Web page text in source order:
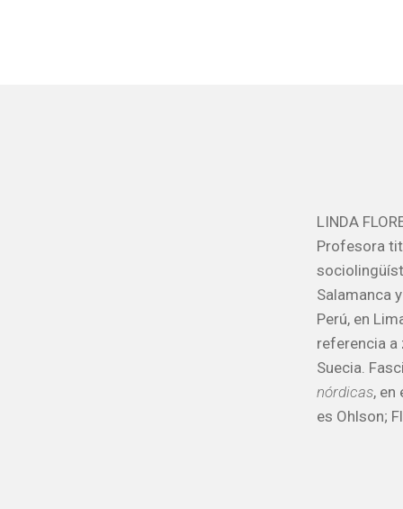
LINDA
Profesora
Salamanca
Perú, en
referencia a
Suecia.
nórdicas, en
es Ohlson;